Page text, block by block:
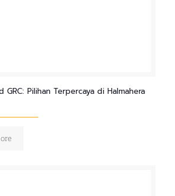
GRC: Pilihan Terpercaya di Halmahera